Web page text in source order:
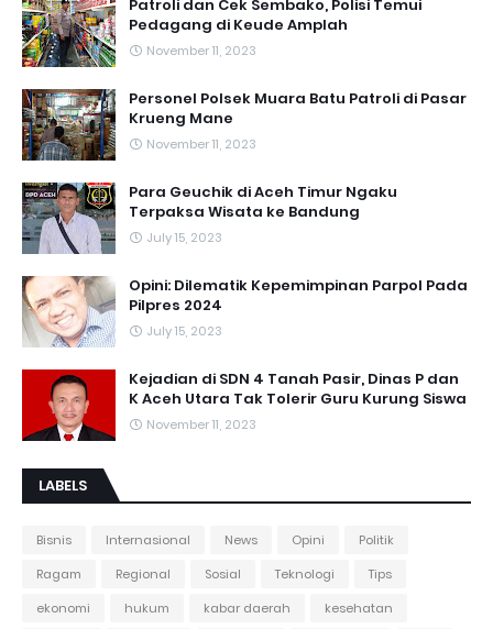
Patroli dan Cek Sembako, Polisi Temui
Pedagang di Keude Amplah
November 11, 2023
Personel Polsek Muara Batu Patroli di Pasar
Krueng Mane
November 11, 2023
Para Geuchik di Aceh Timur Ngaku
Terpaksa Wisata ke Bandung
July 15, 2023
Opini: Dilematik Kepemimpinan Parpol Pada
Pilpres 2024
July 15, 2023
Kejadian di SDN 4 Tanah Pasir, Dinas P dan
K Aceh Utara Tak Tolerir Guru Kurung Siswa
November 11, 2023
LABELS
Bisnis Internasional News Opini
Politik
Ragam
Regional Sosial Teknologi
Tips
ekonomi
hukum kabar daerah
kesehatan